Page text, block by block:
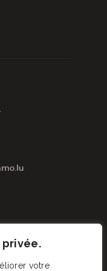
privée.
votre